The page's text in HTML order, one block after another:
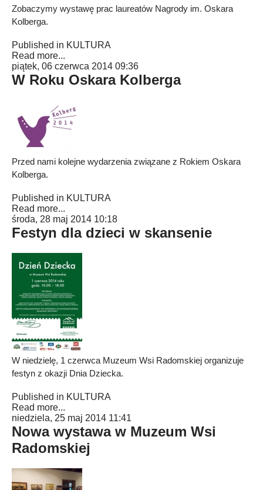
Zobaczymy wystawę prac laureatów Nagrody im. Oskara
Kolberga.
Published in KULTURA
Read more...
piątek, 06 czerwca 2014 09:36
W Roku Oskara Kolberga
Przed nami kolejne wydarzenia związane z Rokiem Oskara
Kolberga.
Published in KULTURA
Read more...
środa, 28 maj 2014 10:18
Festyn dla dzieci w skansenie
W niedzielę, 1 czerwca Muzeum Wsi Radomskiej organizuje
festyn z okazji Dnia Dziecka.
Published in KULTURA
Read more...
niedziela, 25 maj 2014 11:41
Nowa wystawa w Muzeum Wsi
Radomskiej